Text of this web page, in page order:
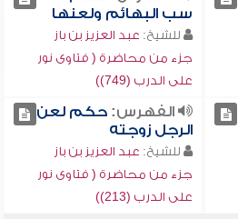
سب البهائم ولعنها
للشيخ: عبد العزيز بن باز
جزء من محاضرة ( فتاوى نور
على الدرب (749))
الفهرس:حكم لعن
الرجل زوجته
للشيخ: عبد العزيز بن باز
جزء من محاضرة ( فتاوى نور
على الدرب (213))